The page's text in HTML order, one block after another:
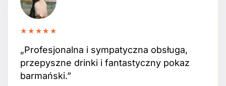
★★★★★
„Profesjonalna i sympatyczna obsługa,
przepyszne drinki i fantastyczny pokaz
barmański.”